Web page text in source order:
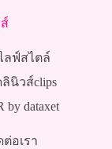
ลฟ์สไตล์
ลินิวส์clips
by dataxet
ต่อเรา